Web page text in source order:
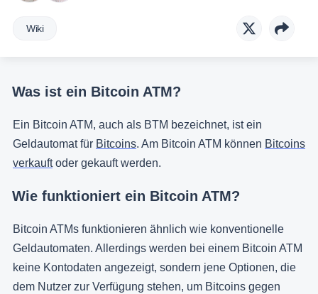
Wiki
Was ist ein Bitcoin ATM?
Ein Bitcoin ATM, auch als BTM bezeichnet, ist ein
Geldautomat für Bitcoins. Am Bitcoin ATM können Bitcoins
verkauftoder gekauft werden.
Wie funktioniert ein Bitcoin ATM?
Bitcoin ATMs funktionieren ähnlich wie konventionelle
Geldautomaten. Allerdings werden bei einem Bitcoin ATM
keine Kontodaten angezeigt, sondern jene Optionen, die
dem Nutzer zur Verfügung stehen, um Bitcoins gegen